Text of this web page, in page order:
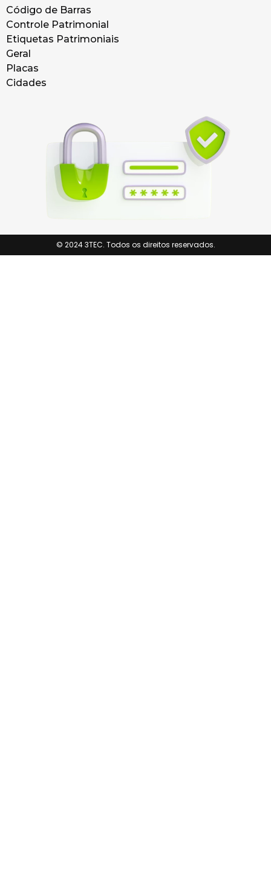
Código de Barras
Controle Patrimonial
Etiquetas Patrimoniais
Geral
Placas
Cidades
© 2024 3TEC. Todos os direitos reservados.